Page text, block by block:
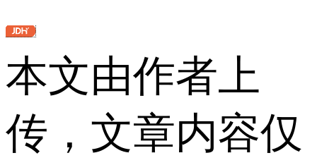
本文由作者上
传，文章内容仅